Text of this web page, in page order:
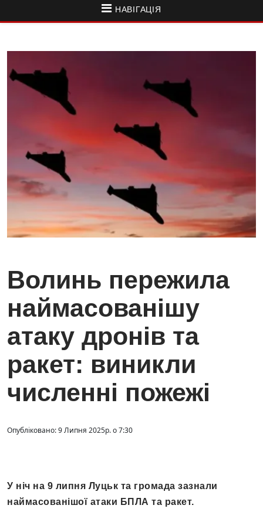
НАВІГАЦІЯ
Волинь пережила
наймасованішу
атаку дронів та
ракет: виникли
численні пожежі
Опубліковано: 9 Липня 2025р. о 7:30
У ніч на 9 липня Луцьк та громада зазнали
наймасованішої атаки БПЛА та ракет.